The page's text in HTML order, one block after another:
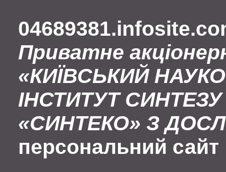
Приватне
«КИЇВСЬКИЙ
ІНСТИТУТ СИНТЕЗУ
«СИНТЕКО» З
персональний сайт